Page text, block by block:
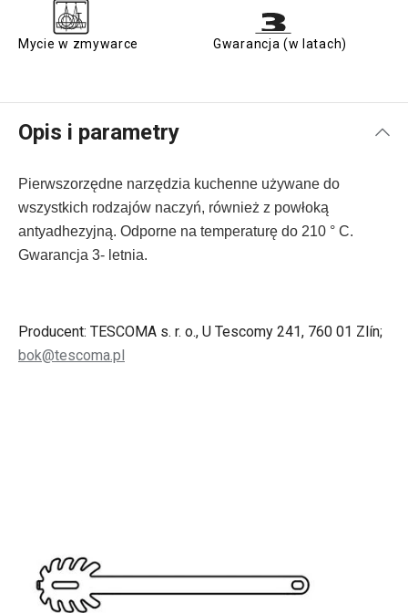
Mycie w zmywarce Gwarancja (w latach)
Opis i parametry
Pierwszorzędne narzędzia kuchenne używane do
wszystkich rodzajów naczyń, również z powłoką
antyadhezyjną. Odporne na temperaturę do 210 ° C.
Gwarancja 3- letnia.
Producent: TESCOMA s. r. o., U Tescomy 241, 760 01 Zlín;
bok@tescoma.pl